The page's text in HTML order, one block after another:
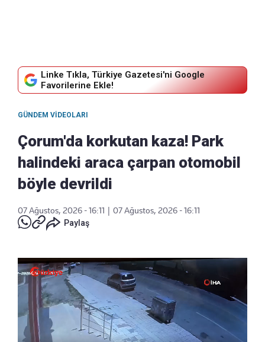
Linke Tıkla, Türkiye Gazetesi'ni Google
Favorilerine Ekle!
GÜNDEM VIDEOLARI
Çorum'da korkutan kaza! Park
halindeki araca çarpan otomobil
böyle devrildi
07 Ağustos, 2026 - 16:11
07 Ağustos, 2026 - 16:11
Paylaş